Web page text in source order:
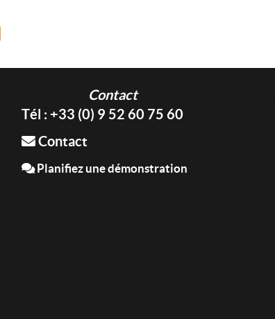
Contact
Tél : +33 (0) 9 52 60 75 60
Contact
Planifiez une démonstration